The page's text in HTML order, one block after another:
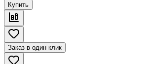
Купить
Заказ в один клик